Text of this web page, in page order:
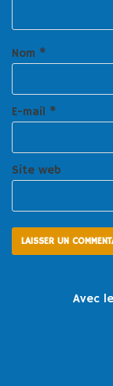
Nom *
E-mail *
Site web
Avec